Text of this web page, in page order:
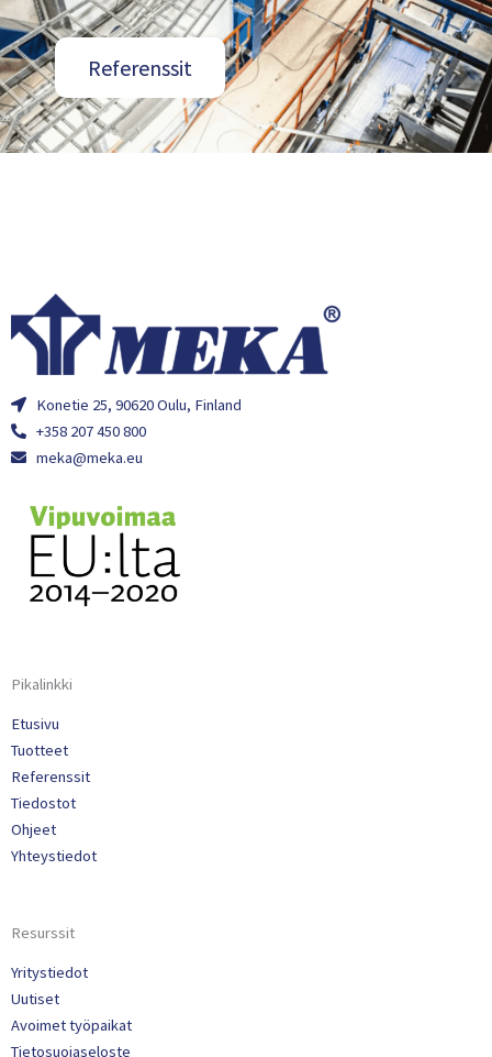
Referenssit
Konetie 25, 90620 Oulu, Finland
+358 207 450 800
meka@meka.eu
Pikalinkki
Etusivu
Tuotteet
Referenssit
Tiedostot
Ohjeet
Yhteystiedot
Resurssit
Yritystiedot
Uutiset
Avoimet työpaikat
Tietosuojaseloste